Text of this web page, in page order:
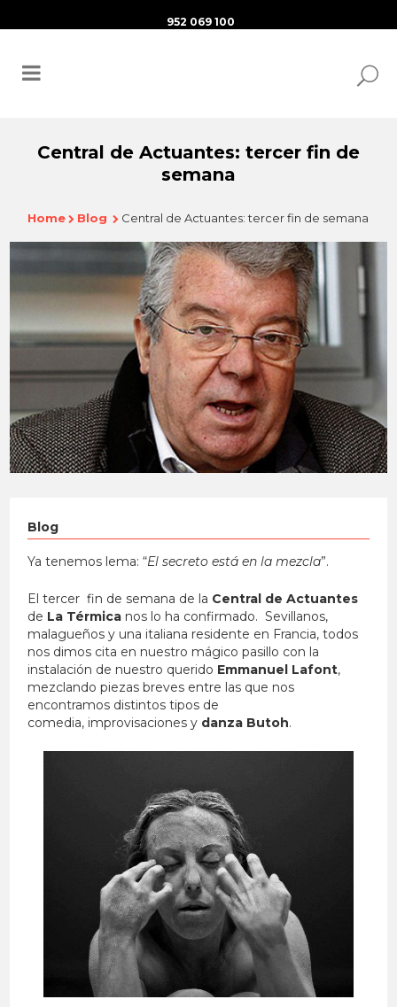
952 069 100
Central de Actuantes: tercer fin de
semana
Home Blog Central de Actuantes: tercer fin de semana
Blog
Ya tenemos lema: “El secreto está en la mezcla”.
El tercer fin de semana de la Central de Actuantes
de La Térmica nos lo ha confirmado. Sevillanos,
malagueños y una italiana residente en Francia, todos
nos dimos cita en nuestro mágico pasillo con la
instalación de nuestro querido Emmanuel Lafont,
mezclando piezas breves entre las que nos
encontramos distintos tipos de
comedia, improvisaciones y danza Butoh.